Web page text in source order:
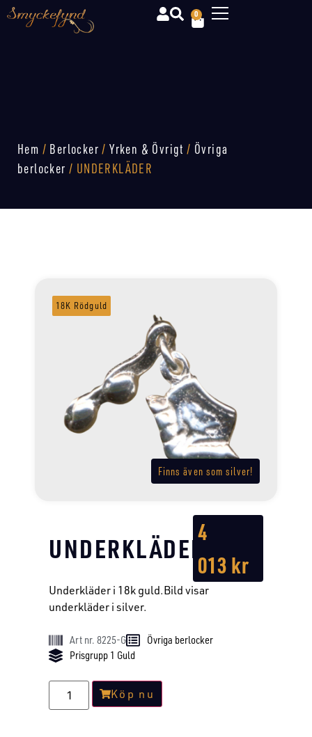
0
Hem / Berlocker /Yrken & Övrigt / Övriga
berlocker / UNDERKLÄDER
Finns även som silver!
18K Rödguld
UNDERKLÄDER
4
013kr
Underkläder i 18k guld.Bild visar
underkläder i silver.
Art nr. 8225-G
Övriga berlocker
Prisgrupp 1 Guld
Köp nu